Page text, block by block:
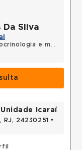
Da Silva
e metabologia
Icaraí
24230251 •